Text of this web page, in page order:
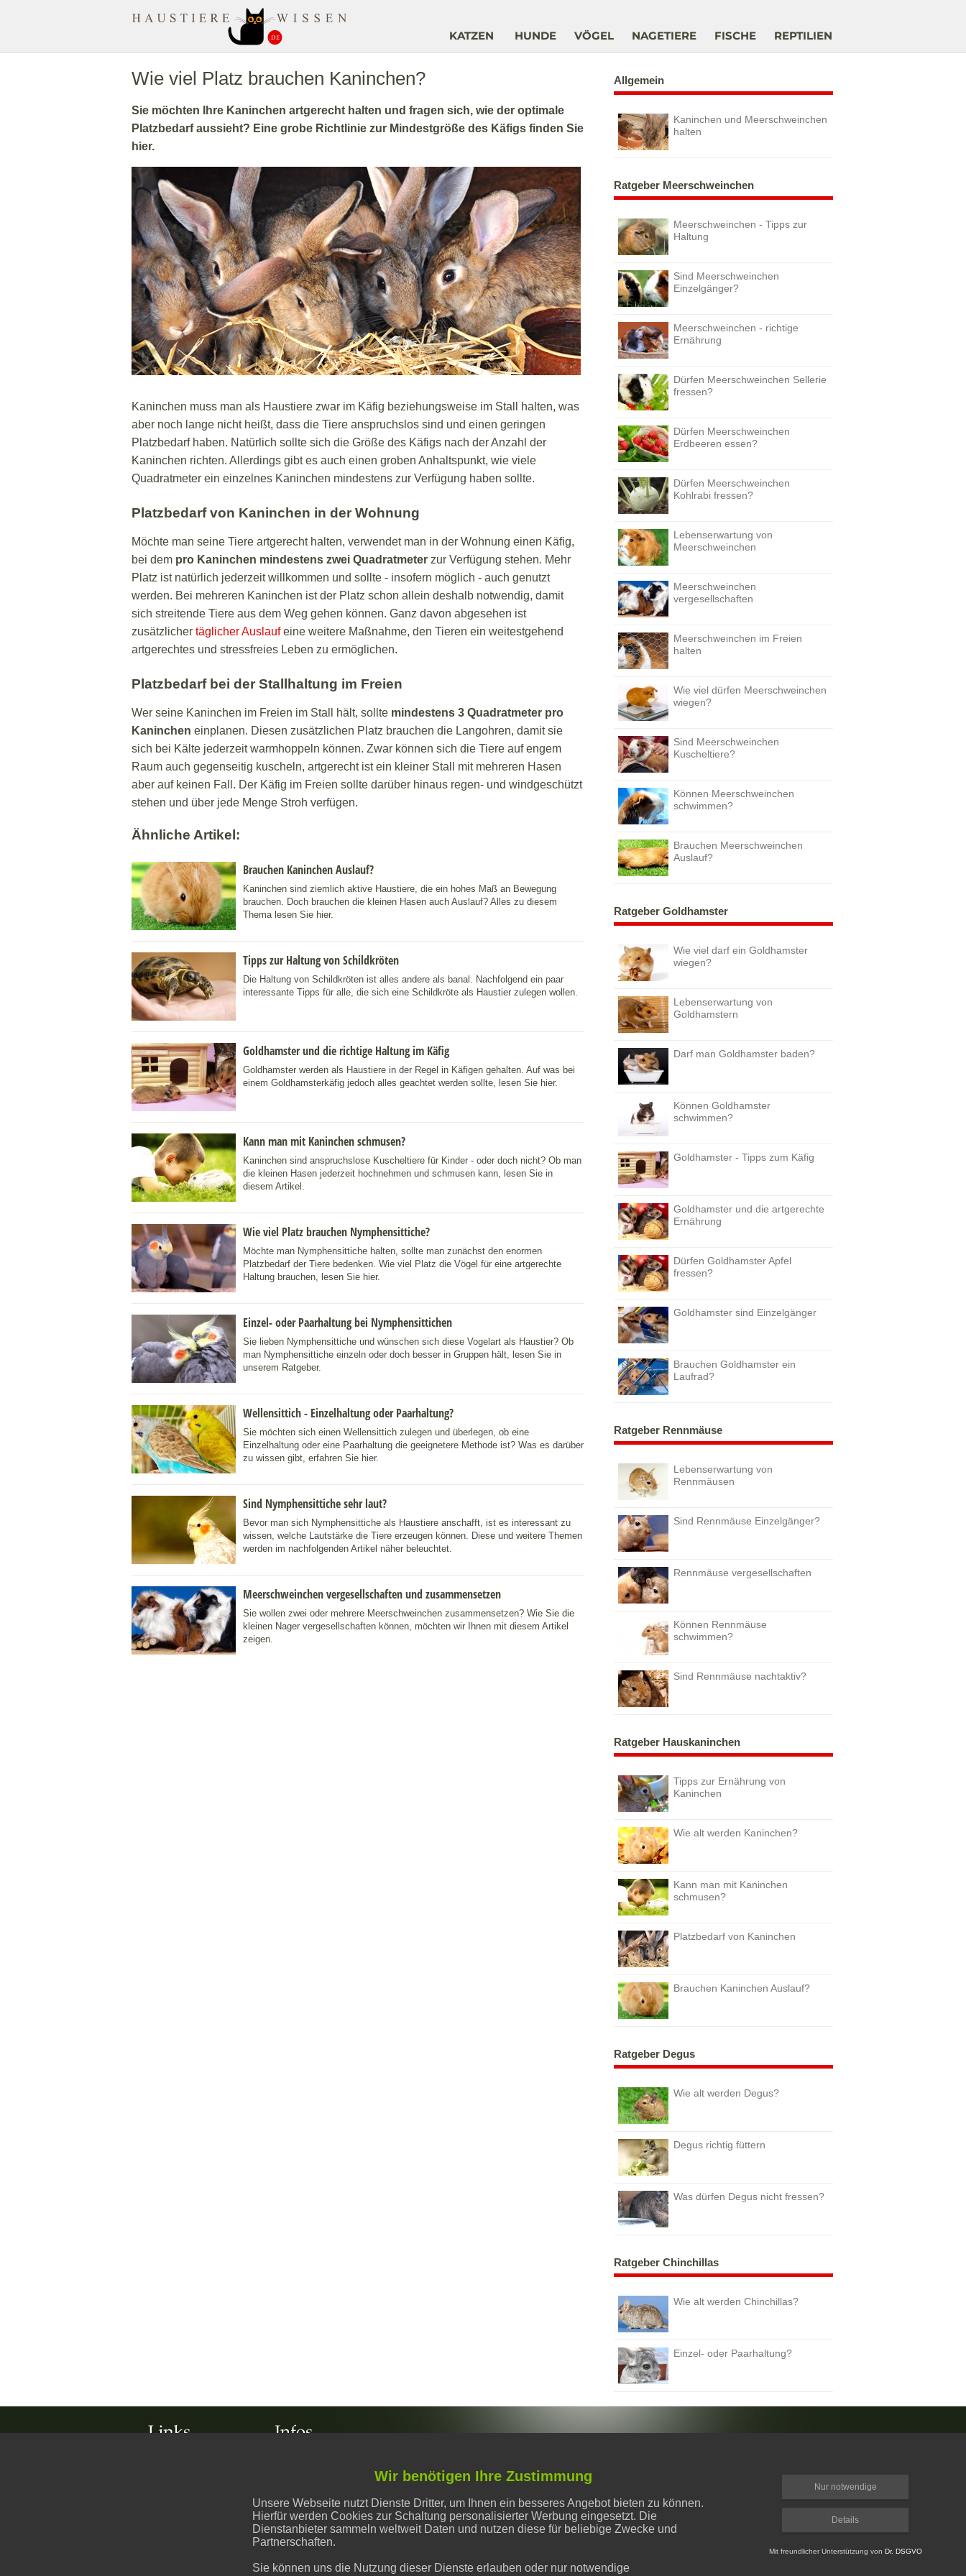
KATZEN HUNDE VÖGEL NAGETIERE FISCHE REPTILIEN
Wie viel Platz brauchen Kaninchen?
Sie möchten Ihre Kaninchen artgerecht halten und fragen sich, wie der optimale
Platzbedarf aussieht? Eine grobe Richtlinie zur Mindestgröße des Käfigs finden Sie
hier.
Kaninchen muss man als Haustiere zwar im Käfig beziehungsweise im Stall halten, was
aber noch lange nicht heißt, dass die Tiere anspruchslos sind und einen geringen
Platzbedarf haben. Natürlich sollte sich die Größe des Käfigs nach der Anzahl der
Kaninchen richten. Allerdings gibt es auch einen groben Anhaltspunkt, wie viele
Quadratmeter ein einzelnes Kaninchen mindestens zur Verfügung haben sollte.
Platzbedarf von Kaninchen in der Wohnung
Möchte man seine Tiere artgerecht halten, verwendet man in der Wohnung einen Käfig,
bei dem pro Kaninchen mindestens zwei Quadratmeterzur Verfügung stehen. Mehr
Platz ist natürlich jederzeit willkommen und sollte - insofern möglich - auch genutzt
werden. Bei mehreren Kaninchen ist der Platz schon allein deshalb notwendig, damit
sich streitende Tiere aus dem Weg gehen können. Ganz davon abgesehen ist
zusätzlicher täglicher Auslaufeine weitere Maßnahme, den Tieren ein weitestgehend
artgerechtes und stressfreies Leben zu ermöglichen.
Platzbedarf bei der Stallhaltung im Freien
Wer seine Kaninchen im Freien im Stall hält, sollte mindestens 3 Quadratmeter pro
Kaninchen einplanen. Diesen zusätzlichen Platz brauchen die Langohren, damit sie
sich bei Kälte jederzeit warmhoppeln können. Zwar können sich die Tiere auf engem
Raum auch gegenseitig kuscheln, artgerecht ist ein kleiner Stall mit mehreren Hasen
aber auf keinen Fall. Der Käfig im Freien sollte darüber hinaus regen- und windgeschützt
stehen und über jede Menge Stroh verfügen.
Ähnliche Artikel:
Brauchen Kaninchen Auslauf?
Kaninchen sind ziemlich aktive Haustiere, die ein hohes Maß an Bewegung
brauchen. Doch brauchen die kleinen Hasen auch Auslauf? Alles zu diesem
Thema lesen Sie hier.
Tipps zur Haltung von Schildkröten
Die Haltung von Schildkröten ist alles andere als banal. Nachfolgend ein paar
interessante Tipps für alle, die sich eine Schildkröte als Haustier zulegen wollen.
Goldhamster und die richtige Haltung im Käfig
Goldhamster werden als Haustiere in der Regel in Käfigen gehalten. Auf was bei
einem Goldhamsterkäfig jedoch alles geachtet werden sollte, lesen Sie hier.
Kann man mit Kaninchen schmusen?
Kaninchen sind anspruchslose Kuscheltiere für Kinder - oder doch nicht? Ob man
die kleinen Hasen jederzeit hochnehmen und schmusen kann, lesen Sie in
diesem Artikel.
Wie viel Platz brauchen Nymphensittiche?
Möchte man Nymphensittiche halten, sollte man zunächst den enormen
Platzbedarf der Tiere bedenken. Wie viel Platz die Vögel für eine artgerechte
Haltung brauchen, lesen Sie hier.
Einzel- oder Paarhaltung bei Nymphensittichen
Sie lieben Nymphensittiche und wünschen sich diese Vogelart als Haustier? Ob
man Nymphensittiche einzeln oder doch besser in Gruppen hält, lesen Sie in
unserem Ratgeber.
Wellensittich - Einzelhaltung oder Paarhaltung?
Sie möchten sich einen Wellensittich zulegen und überlegen, ob eine
Einzelhaltung oder eine Paarhaltung die geeignetere Methode ist? Was es darüber
zu wissen gibt, erfahren Sie hier.
Sind Nymphensittiche sehr laut?
Bevor man sich Nymphensittiche als Haustiere anschafft, ist es interessant zu
wissen, welche Lautstärke die Tiere erzeugen können. Diese und weitere Themen
werden im nachfolgenden Artikel näher beleuchtet.
Meerschweinchen vergesellschaften und zusammensetzen
Sie wollen zwei oder mehrere Meerschweinchen zusammensetzen? Wie Sie die
kleinen Nager vergesellschaften können, möchten wir Ihnen mit diesem Artikel
zeigen.
Allgemein
Kaninchen und Meerschweinchen
halten
Ratgeber Meerschweinchen
Meerschweinchen - Tipps zur
Haltung
Sind Meerschweinchen
Einzelgänger?
Meerschweinchen - richtige
Ernährung
Dürfen Meerschweinchen Sellerie
fressen?
Dürfen Meerschweinchen
Erdbeeren essen?
Dürfen Meerschweinchen
Kohlrabi fressen?
Lebenserwartung von
Meerschweinchen
Meerschweinchen
vergesellschaften
Meerschweinchen im Freien
halten
Wie viel dürfen Meerschweinchen
wiegen?
Sind Meerschweinchen
Kuscheltiere?
Können Meerschweinchen
schwimmen?
Brauchen Meerschweinchen
Auslauf?
Ratgeber Goldhamster
Wie viel darf ein Goldhamster
wiegen?
Lebenserwartung von
Goldhamstern
Darf man Goldhamster baden?
Können Goldhamster
schwimmen?
Goldhamster - Tipps zum Käfig
Goldhamster und die artgerechte
Ernährung
Dürfen Goldhamster Apfel
fressen?
Goldhamster sind Einzelgänger
Brauchen Goldhamster ein
Laufrad?
Ratgeber Rennmäuse
Lebenserwartung von
Rennmäusen
Sind Rennmäuse Einzelgänger?
Rennmäuse vergesellschaften
Können Rennmäuse
schwimmen?
Sind Rennmäuse nachtaktiv?
Ratgeber Hauskaninchen
Tipps zur Ernährung von
Kaninchen
Wie alt werden Kaninchen?
Kann man mit Kaninchen
schmusen?
Platzbedarf von Kaninchen
Brauchen Kaninchen Auslauf?
Ratgeber Degus
Wie alt werden Degus?
Degus richtig füttern
Was dürfen Degus nicht fressen?
Ratgeber Chinchillas
Wie alt werden Chinchillas?
Einzel- oder Paarhaltung?
DATENSCHUTZEINSTELLUNGEN
HAFTUNGSAUSSCHLUSS
Wir benötigen Ihre Zustimmung
Unsere Webseite nutzt Dienste Dritter, um Ihnen ein besseres Angebot bieten zu können.
Hierfür werden Cookies zur Schaltung personalisierter Werbung eingesetzt. Die
Dienstanbieter sammeln weltweit Daten und nutzen diese für beliebige Zwecke und
Partnerschaften.
Sie können uns die Nutzung dieser Dienste erlauben oder nur notwendige
Nur notwendige
Details
Mit freundlicher Unterstützung von Dr. DSGVO